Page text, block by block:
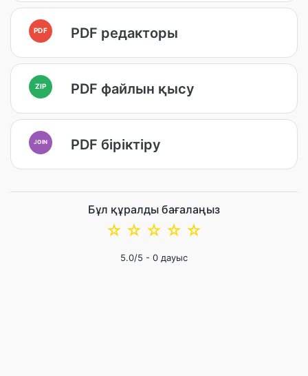
PDF PDF редакторы
ZIP PDF файлын қысу
JOIN PDF біріктіру
Бұл құралды бағалаңыз
☆
☆
☆
☆
☆
5.0/5 - 0 дауыс